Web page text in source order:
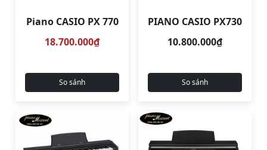
Piano CASIO PX 770
18.700.000₫
So sánh
PIANO CASIO PX730
10.800.000₫
So sánh